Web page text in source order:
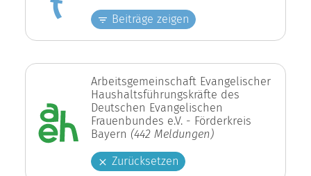
Beiträge zeigen
Arbeitsgemeinschaft Evangelischer
Haushaltsführungskräfte des
Deutschen Evangelischen
Frauenbundes e.V. - Förderkreis
Bayern (442 Meldungen)
Zurücksetzen